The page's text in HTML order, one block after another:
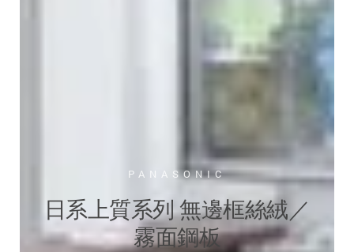
PANASONIC
日系上質系列 無邊框絲絨／
霧面鋼板